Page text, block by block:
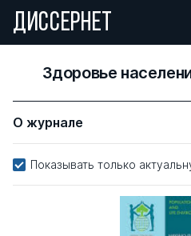
ДИССЕРНЕТ
Здоровье
О журнале
Показывать только